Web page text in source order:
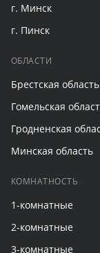
г. Минск
г. Пинск
ОБЛАСТИ
Брестская область
Гомельская
Гродненская
Минская область
КОМНАТНОСТЬ
1-комнатные
2-комнатные
3-комнатные